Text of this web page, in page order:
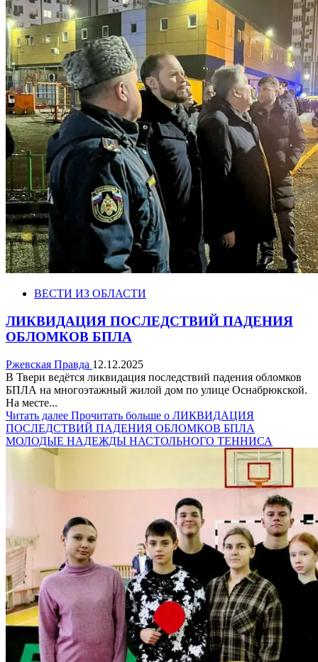
ВЕСТИ ИЗ ОБЛАСТИ
ЛИКВИДАЦИЯ ПОСЛЕДСТВИЙ ПАДЕНИЯ
ОБЛОМКОВ БПЛА
Ржевская Правда 12.12.2025
В Твери ведётся ликвидация последствий падения обломков
БПЛА на многоэтажный жилой дом по улице Оснабрюкской.
На месте...
Читать далее Прочитать больше о ЛИКВИДАЦИЯ
ПОСЛЕДСТВИЙ ПАДЕНИЯ ОБЛОМКОВ БПЛА
МОЛОДЫЕ НАДЕЖДЫ НАСТОЛЬНОГО ТЕННИСА